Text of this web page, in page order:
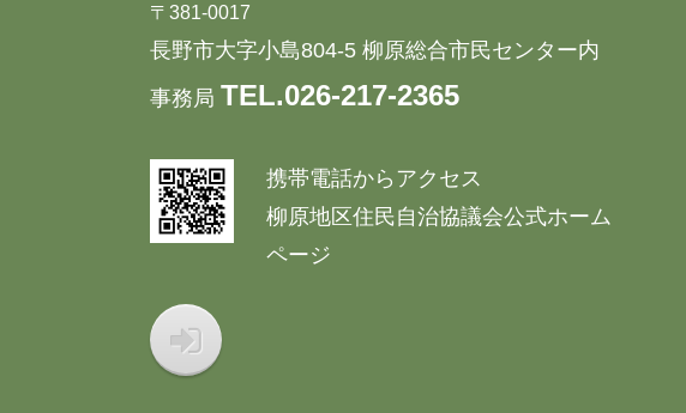
〒381-0017
長野市大字小島804-5 柳原総合市民センター内
事務局 TEL.026-217-2365
携帯電話からアクセス
柳原地区住民自治協議会公式ホーム
ページ